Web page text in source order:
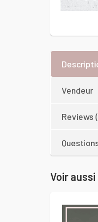
Vendeur
Reviews
Voir aussi